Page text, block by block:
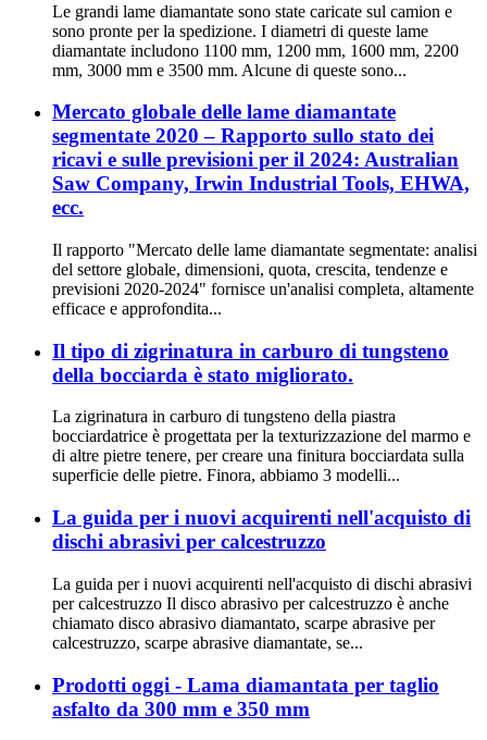
Le grandi lame diamantate sono state caricate sul camion e
sono pronte per la spedizione. I diametri di queste lame
diamantate includono 1100 mm, 1200 mm, 1600 mm, 2200
mm, 3000 mm e 3500 mm. Alcune di queste sono...
Mercato globale delle lame diamantate
segmentate 2020 – Rapporto sullo stato dei
ricavi e sulle previsioni per il 2024: Australian
Saw Company, Irwin Industrial Tools, EHWA,
ecc.
Il rapporto "Mercato delle lame diamantate segmentate: analisi
del settore globale, dimensioni, quota, crescita, tendenze e
previsioni 2020-2024" fornisce un'analisi completa, altamente
efficace e approfondita...
Il tipo di zigrinatura in carburo di tungsteno
della bocciarda è stato migliorato.
La zigrinatura in carburo di tungsteno della piastra
bocciardatrice è progettata per la texturizzazione del marmo e
di altre pietre tenere, per creare una finitura bocciardata sulla
superficie delle pietre. Finora, abbiamo 3 modelli...
La guida per i nuovi acquirenti nell'acquisto di
dischi abrasivi per calcestruzzo
La guida per i nuovi acquirenti nell'acquisto di dischi abrasivi
per calcestruzzo Il disco abrasivo per calcestruzzo è anche
chiamato disco abrasivo diamantato, scarpe abrasive per
calcestruzzo, scarpe abrasive diamantate, se...
Prodotti oggi - Lama diamantata per taglio
asfalto da 300 mm e 350 mm